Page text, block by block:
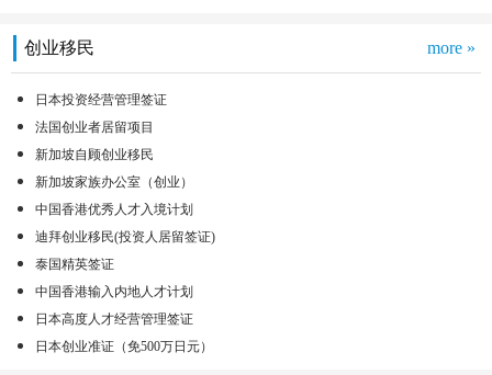
创业移民 more »
日本投资经营管理签证
法国创业者居留项目
新加坡自顾创业移民
新加坡家族办公室（创业）
中国香港优秀人才入境计划
迪拜创业移民(投资人居留签证)
泰国精英签证
中国香港输入内地人才计划
日本高度人才经营管理签证
日本创业准证（免500万日元）